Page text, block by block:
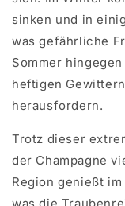
sinken und in
was gefährliche
Sommer
heftigen
herausfordern.
Trotz dieser
der Champagne
Region genießt